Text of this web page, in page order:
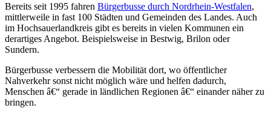
Bereits seit 1995 fahren Bürgerbusse durch Nordrhein-Westfalen,
mittlerweile in fast 100 Städten und Gemeinden des Landes. Auch
im Hochsauerlandkreis gibt es bereits in vielen Kommunen ein
derartiges Angebot. Beispielsweise in Bestwig, Brilon oder
Sundern.
Bürgerbusse verbessern die Mobilität dort, wo öffentlicher
Nahverkehr sonst nicht möglich wäre und helfen dadurch,
Menschen â€“ gerade in ländlichen Regionen â€“ einander näher zu
bringen.